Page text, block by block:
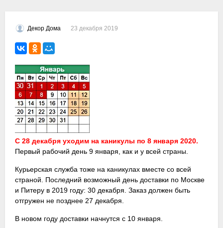
Декор Дома 23 декабря 2019
С 28 декабря уходим на каникулы по 8 января 2020.
Первый рабочий день 9 января, как и у всей страны.
Курьерская служба тоже на каникулах вместе со всей
страной. Последний возможный день доставки по Москве
и Питеру в 2019 году: 30 декабря. Заказ должен быть
отгружен не позднее 27 декабря.
В новом году доставки начнутся с 10 января.